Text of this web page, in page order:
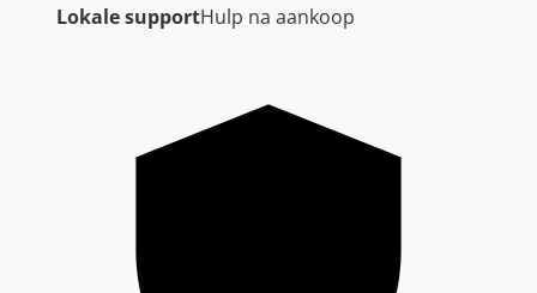
Lokale supportHulp na aankoop